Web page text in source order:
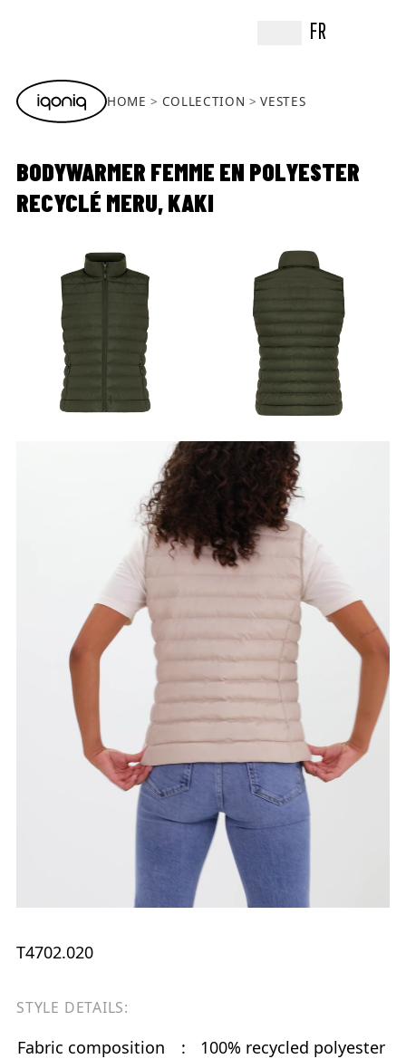
FR
HOME COLLECTION VESTES
BODYWARMER FEMME EN POLYESTER
RECYCLÉ MERU, KAKI
T4702.020
STYLE DETAILS:
Fabric composition :
100% recycled polyester